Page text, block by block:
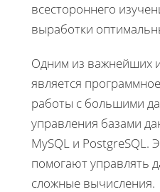
всестороннего
выработки
Одним из важнейших
является
работы с большими
управления базами
MySQL и PostgreSQL.
помогают управлять
сложные вычисления.